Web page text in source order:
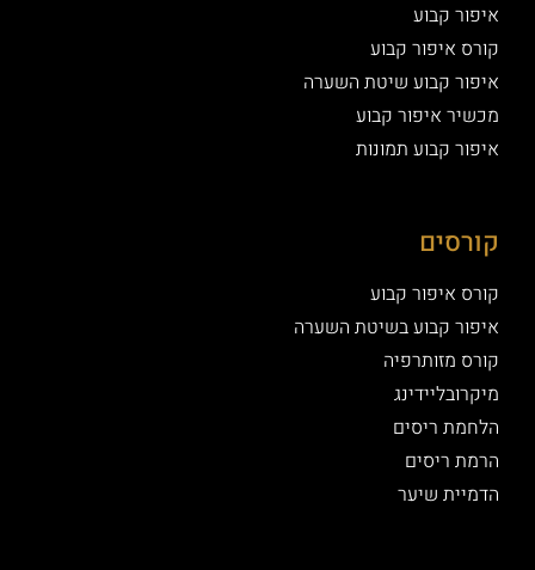
איפור קבוע
קורס איפור קבוע
איפור קבוע שיטת השערה
מכשיר איפור קבוע
איפור קבוע תמונות
קורסים
קורס איפור קבוע
איפור קבוע בשיטת השערה
קורס מזותרפיה
מיקרובליידינג
הלחמת ריסים
הרמת ריסים
הדמיית שיער